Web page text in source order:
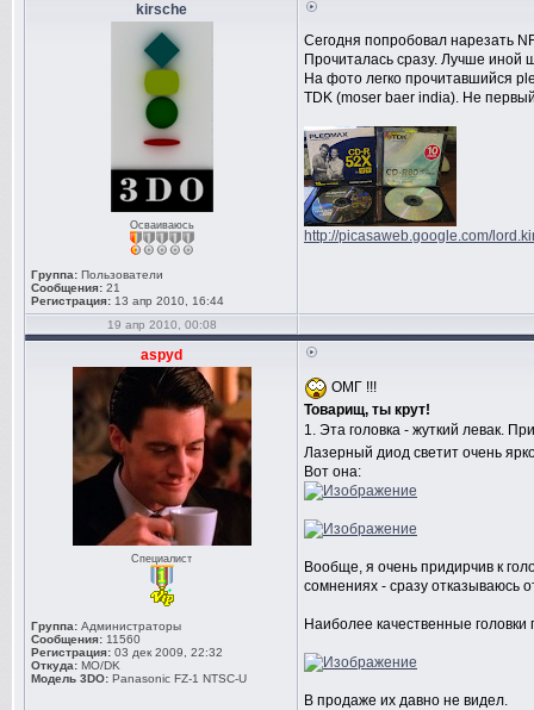
kirsche
Осваиваюсь
Группа: Пользователи
Сообщения: 21
Регистрация: 13 апр 2010, 16:44
Сегодня попробовал нарезать
Прочиталась сразу. Лучше иной
На фото легко прочитавшийся
TDK (moser baer india). Не
http://picasaweb.google.com/
19 апр 2010, 00:08
aspyd
Специалист
Группа: Администраторы
Сообщения: 11560
Регистрация: 03 дек 2009, 22:32
Откуда: MO/DK
Модель 3DO: Panasonic FZ-1 NTSC-U
ОМГ !!!
Товарищ, ты крут!
1. Эта головка - жуткий левак.
Лазерный диод светит очень
Вот она:
Вообще, я очень придирчив к
сомнениях - сразу отказываюсь
Наиболее качественные головки
В продаже их давно не видел.